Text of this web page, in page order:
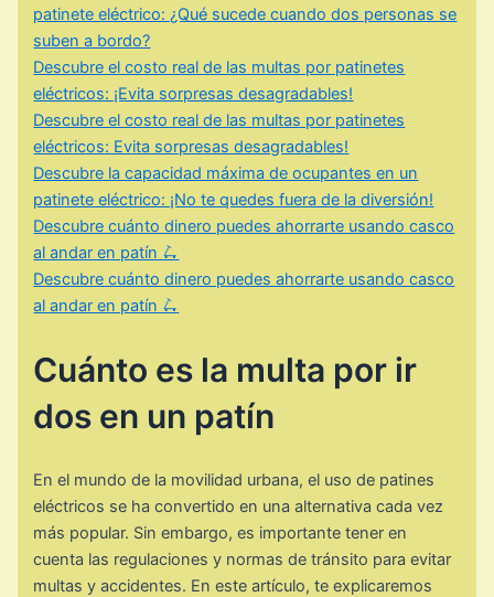
patinete eléctrico: ¿Qué sucede cuando dos personas se
suben a bordo?
Descubre el costo real de las multas por patinetes
eléctricos: ¡Evita sorpresas desagradables!
Descubre el costo real de las multas por patinetes
eléctricos: Evita sorpresas desagradables!
Descubre la capacidad máxima de ocupantes en un
patinete eléctrico: ¡No te quedes fuera de la diversión!
Descubre cuánto dinero puedes ahorrarte usando casco
al andar en patín 🛴
Descubre cuánto dinero puedes ahorrarte usando casco
al andar en patín 🛴
Cuánto es la multa por ir
dos en un patín
En el mundo de la movilidad urbana, el uso de patines
eléctricos se ha convertido en una alternativa cada vez
más popular. Sin embargo, es importante tener en
cuenta las regulaciones y normas de tránsito para evitar
multas y accidentes. En este artículo, te explicaremos